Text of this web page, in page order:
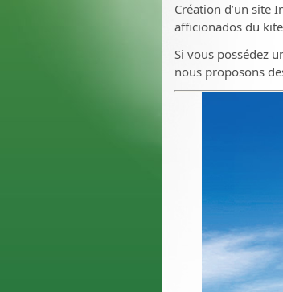
Création d’un site
afficionados du
Si vous possédez
nous proposons